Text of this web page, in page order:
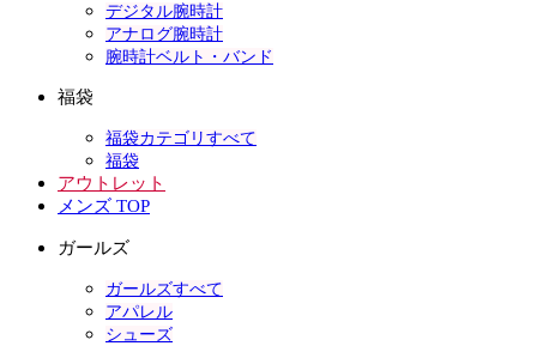
デジタル腕時計
アナログ腕時計
腕時計ベルト・バンド
福袋
福袋カテゴリすべて
福袋
アウトレット
メンズ TOP
ガールズ
ガールズすべて
アパレル
シューズ